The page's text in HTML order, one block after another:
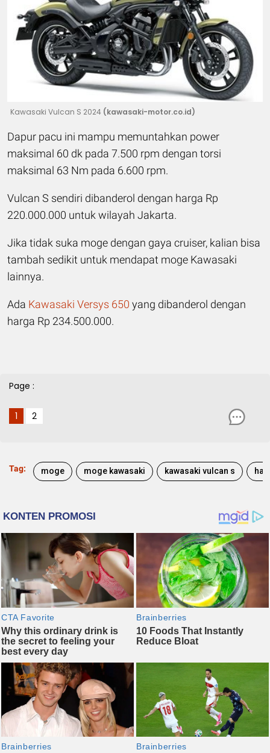
Kawasaki Vulcan S 2024 (kawasaki-motor.co.id)
Dapur pacu ini mampu memuntahkan power
maksimal 60 dk pada 7.500 rpm dengan torsi
maksimal 63 Nm pada 6.600 rpm.
Vulcan S sendiri dibanderol dengan harga Rp
220.000.000 untuk wilayah Jakarta.
Jika tidak suka moge dengan gaya cruiser, kalian bisa
tambah sedikit untuk mendapat moge Kawasaki
lainnya.
Ada Kawasaki Versys 650 yang dibanderol dengan
harga Rp 234.500.000.
Page :
1 2
Tag: moge moge kawasaki kawasaki vulcan s